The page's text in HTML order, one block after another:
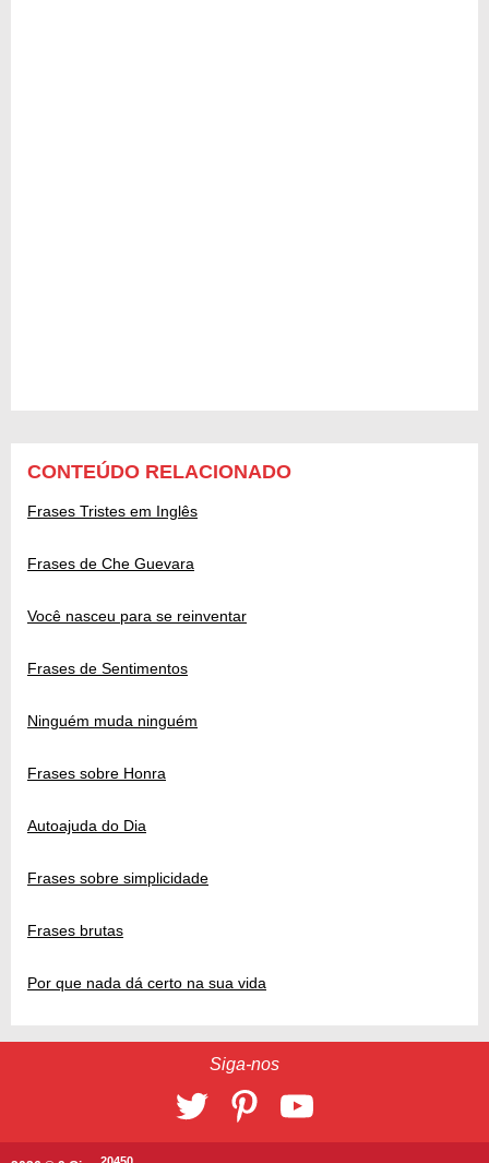
CONTEÚDO RELACIONADO
Frases Tristes em Inglês
Frases de Che Guevara
Você nasceu para se reinventar
Frases de Sentimentos
Ninguém muda ninguém
Frases sobre Honra
Autoajuda do Dia
Frases sobre simplicidade
Frases brutas
Por que nada dá certo na sua vida
Siga-nos